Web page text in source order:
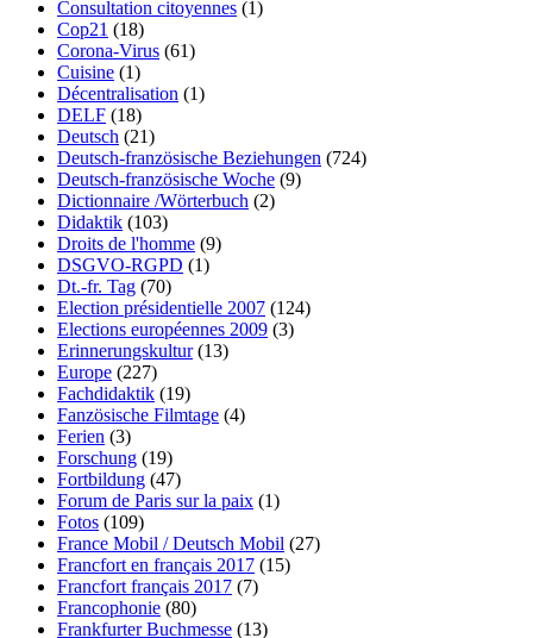
Consultation citoyennes (1)
Cop21 (18)
Corona-Virus (61)
Cuisine (1)
Décentralisation (1)
DELF (18)
Deutsch (21)
Deutsch-französische Beziehungen (724)
Deutsch-französische Woche (9)
Dictionnaire /Wörterbuch (2)
Didaktik (103)
Droits de l'homme (9)
DSGVO-RGPD (1)
Dt.-fr. Tag (70)
Election présidentielle 2007 (124)
Elections européennes 2009 (3)
Erinnerungskultur(13)
Europe (227)
Fachdidaktik (19)
Fanzösische Filmtage (4)
Ferien (3)
Forschung (19)
Fortbildung (47)
Forum de Paris sur la paix (1)
Fotos (109)
France Mobil / Deutsch Mobil (27)
Francfort en français 2017 (15)
Francfort français 2017 (7)
Francophonie (80)
Frankfurter Buchmesse (13)